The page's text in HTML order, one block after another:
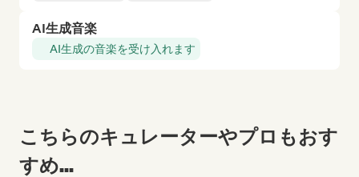
AI生成音楽
AI生成の音楽を受け入れます
こちらのキュレーターやプロもおす
すめ...